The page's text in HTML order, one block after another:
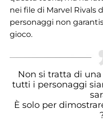
nei file di Marvel Rivals
personaggi non
gioco.
Non si tratta di
tutti i personaggi
È solo per